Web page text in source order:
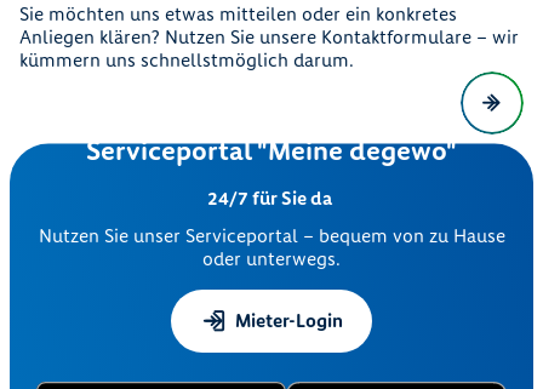
Sie möchten uns etwas mitteilen oder ein konkretes
Anliegen klären? Nutzen Sie unsere Kontaktformulare – wir
kümmern uns schnellstmöglich darum.
Serviceportal "Meine degewo"
24/7 für Sie da
Nutzen Sie unser Serviceportal – bequem von zu Hause
oder unterwegs.
Mieter-Login